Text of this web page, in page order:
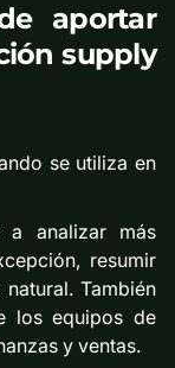
aportar
supply
se utiliza en
a analizar más
resumir
También
los equipos de
y ventas.